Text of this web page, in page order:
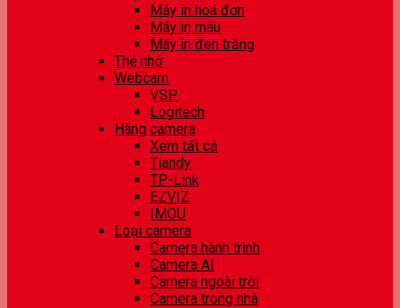
Máy in hoá đơn
Máy in màu
Máy in đen trắng
Thẻ nhớ
Webcam
VSP
Logitech
Hãng camera
Xem tất cả
Tiandy
TP-Link
EZVIZ
IMOU
Loại camera
Camera hành trình
Camera AI
Camera ngoài trời
Camera trong nhà